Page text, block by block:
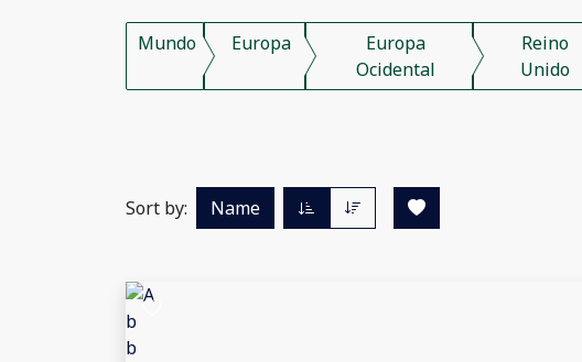
Mundo Europa
Europa
Ocidental
Reino
Unido
Sort by: Name